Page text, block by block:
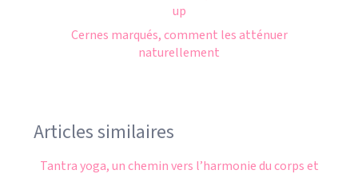
up
Cernes marqués, comment les atténuer
naturellement
Articles similaires
Tantra yoga, un chemin vers l’harmonie du corps et